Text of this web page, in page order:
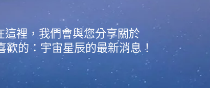
這裡，我們會與您分享關於
的：宇宙星辰的最新消息！